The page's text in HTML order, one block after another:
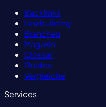
Backlinks
Linkbuilding
Branchen
Magazin
Glossar
Guides
Vergleiche
Services